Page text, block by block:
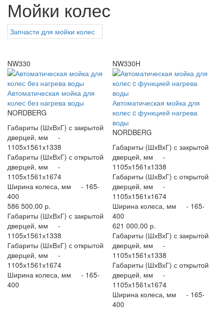
Мойки колес
Запчасти для мойки колес
NW330
Автоматическая мойка для
колес без нагрева воды
NORDBERG
Габариты (ШхВхГ) с закрытой
дверцей, мм -
1105х1561х1338
Габариты (ШхВхГ) с открытой
дверцей, мм -
1105х1561х1674
Ширина колеса, мм - 165-
400
586 500.00 р.
Габариты (ШхВхГ) с закрытой
дверцей, мм -
1105х1561х1338
Габариты (ШхВхГ) с открытой
дверцей, мм -
1105х1561х1674
Ширина колеса, мм - 165-
400
NW330H
Автоматическая мойка для
колес c функцией нагрева
воды
NORDBERG
Габариты (ШхВхГ) с закрытой
дверцей, мм -
1105х1561х1338
Габариты (ШхВхГ) с открытой
дверцей, мм -
1105х1561х1674
Ширина колеса, мм - 165-
400
621 000.00 р.
Габариты (ШхВхГ) с закрытой
дверцей, мм -
1105х1561х1338
Габариты (ШхВхГ) с открытой
дверцей, мм -
1105х1561х1674
Ширина колеса, мм - 165-
400